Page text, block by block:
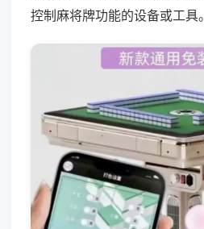
控制麻将牌功能的设备或工具。